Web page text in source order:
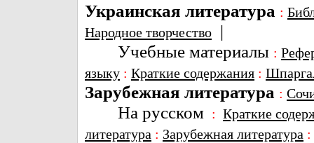
Украинская литература :
Народное творчество |
Учебные материалы :
языку : Краткие содержания :
Зарубежная литература :
На русском : Краткие
литература : Зарубежная литература